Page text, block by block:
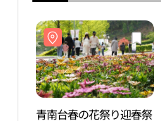
青南台春の花祭り迎春祭